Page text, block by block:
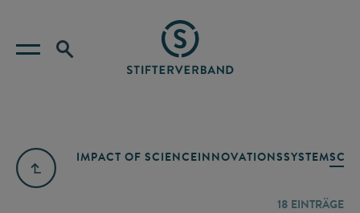
IMPACT OF SCIENCEINNOVATIONSSYSTEM
18 EINTRÄGE